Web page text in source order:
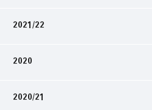
2021/22
2020
2020/21